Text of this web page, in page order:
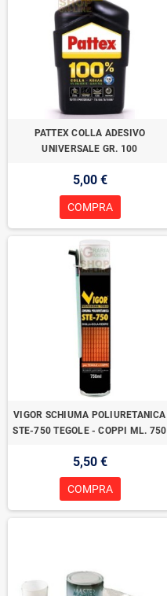
PATTEX COLLA ADESIVO
UNIVERSALE GR. 100
5,00 €
COMPRA
VIGOR SCHIUMA POLIURETANICA
STE-750 TEGOLE - COPPI ML. 750
5,50 €
COMPRA